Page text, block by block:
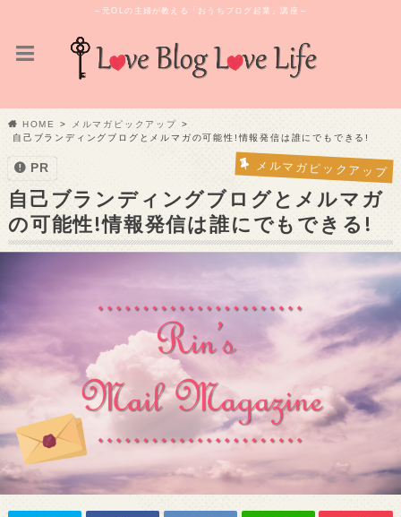
～元OLの主婦が教える「おうちブログ起業」講座～
HOME
メルマガピックアップ
自己ブランディングブログとメルマガの可能性!情報発信は誰にでもできる!
メルマガピックアップ
PR
自己ブランディングブログとメルマガ
の可能性!情報発信は誰にでもできる!